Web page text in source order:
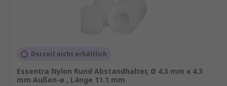
Derzeit nicht erhältlich
Essentra Nylon Rund Abstandhalter, Ø 4.3 mm x 4.3
mm Außen-ø , Länge 11.1 mm